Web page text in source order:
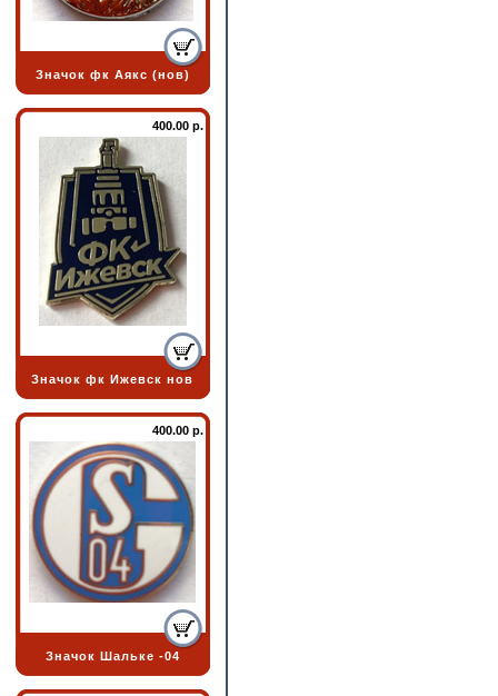
Значок фк Аякс (нов)
400.00 р.
Значок фк Ижевск нов
400.00 р.
Значок Шальке -04